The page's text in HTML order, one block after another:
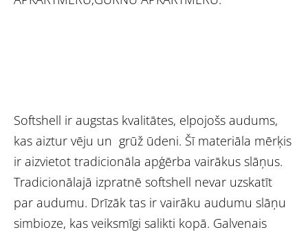
Softshell ir augstas kvalitātes, elpojošs audums,
kas aiztur vēju un grūž ūdeni. Šī materiāla mērķis
ir aizvietot tradicionāla apģērba vairākus slāņus.
Tradicionālajā izpratnē softshell nevar uzskatīt
par audumu. Drīzāk tas ir vairāku audumu slāņu
simbioze, kas veiksmīgi salikti kopā. Galvenais